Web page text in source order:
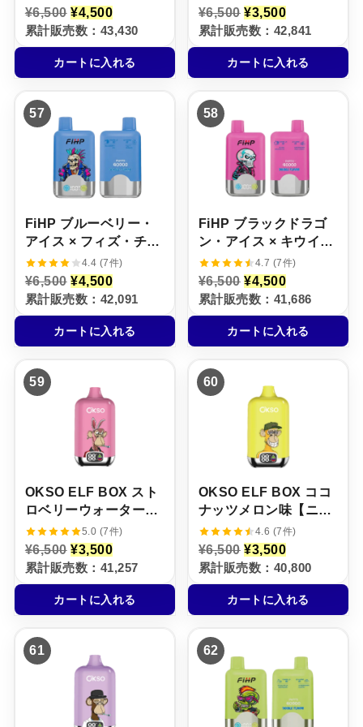
¥6,500 元
の
価
格
は
¥
5
0
0
で
し
た
。
¥4,500現
在
の
価
格
は
5
0
で
す
。
累計販売数：43,430
カートに入れる
¥6,500 元
の
価
格
は
¥
0
0
で
し
た
。
¥3,500現
在
の
価
格
は
5
0
で
す
。
累計販売数：42,841
カートに入れる
57
FiHP ブルーベリー・
アイス × フィズ・チェ
リー【ニコパフ】5%
4.4 (7件)
¥6,500 元
の
価
格
は
¥
0
。
¥4,500現
在
の
価
格
は
5
0
。
累計販売数：42,091
カートに入れる
58
FiHP ブラックドラゴ
ン・アイス × キウイ・
パッションフルーツ・
グアバ【ニコパフ】
5%
4.7 (7件)
¥6,500 元
の
価
格
は
¥
0
。
¥4,500現
在
の
価
格
は
5
0
。
累計販売数：41,686
カートに入れる
59
OKSO ELF BOX スト
ロベリーウォーターメ
ロン味【ニコパフ】
5%
5.0 (7件)
¥6,500 元
の
価
格
は
¥
0
¥3,500現
在
の
価
格
は
5
累計販売数：41,257
カートに入れる
60
OKSO ELF BOX ココ
ナッツメロン味【ニコ
パフ】5%4.6 (7件)
¥6,500 元
の
価
格
は
¥
0
0
で
し
た
¥3,500現
在
の
価
格
は
5
0
0
で
す
累計販売数：40,800
カートに入れる
61 62